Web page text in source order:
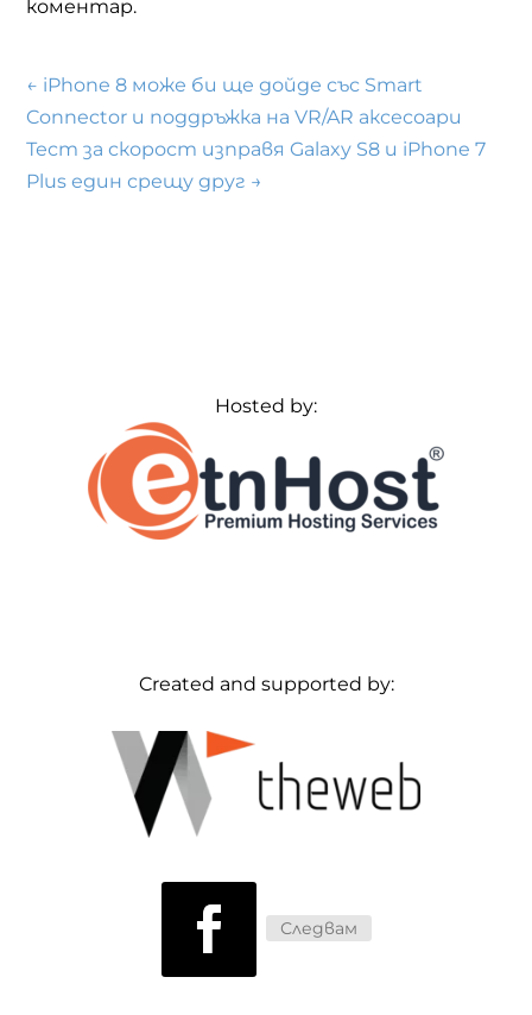
коментар.
← iPhone 8 може би ще дойде със Smart
Connector и поддръжка на VR/AR аксесоари
Тест за скорост изправя Galaxy S8 и iPhone 7
Plus един срещу друг →
Hosted by:
Created and supported by:
Следвам